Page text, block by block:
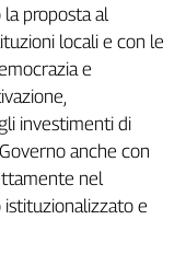
proposta al
locali e con le
e
investimenti di
anche con
nel
e